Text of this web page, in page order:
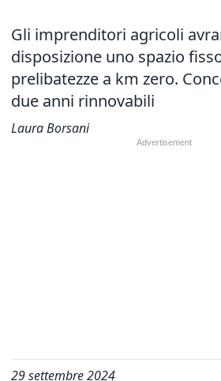
Gli imprenditori agricoli
disposizione uno spazio
prelibatezze a km zero.
due anni rinnovabili
Laura Borsani
29 settembre 2024